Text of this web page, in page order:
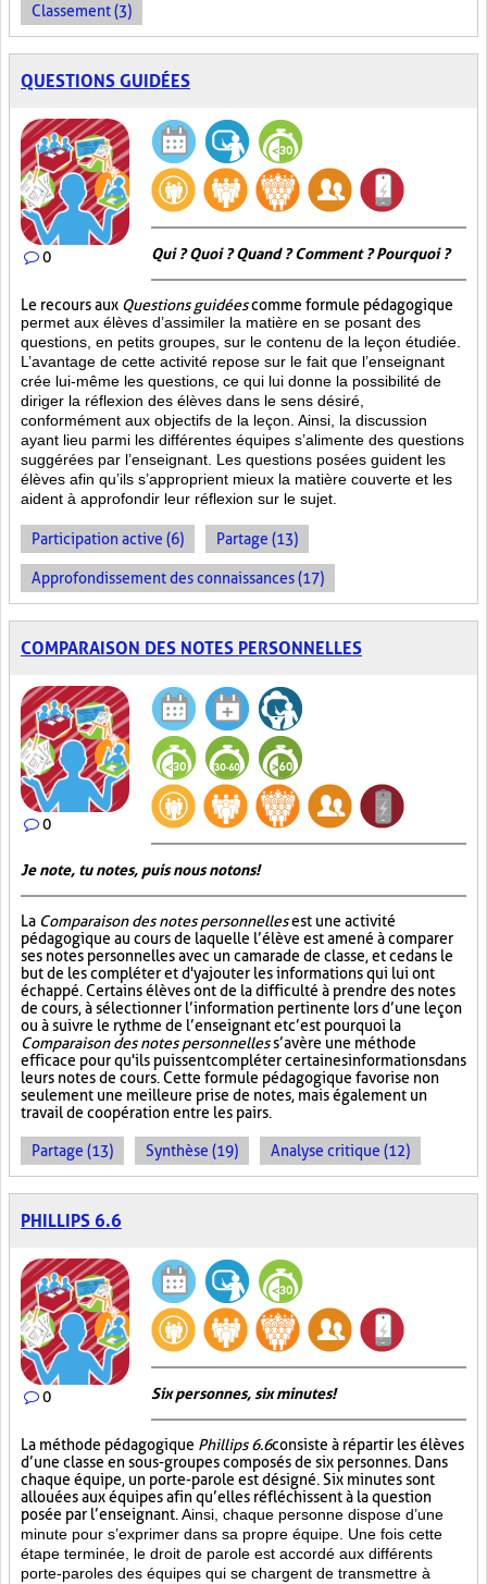
Classement (3)
QUESTIONS GUIDÉES
0 Qui ? Quoi ? Quand ? Comment ? Pourquoi ?
Le recours aux Questions guidéescomme formule pédagogique
permet aux élèves d’assimiler la matière en se posant des
questions, en petits groupes, sur le contenu de la leçon étudiée.
L’avantage de cette activité repose sur le fait que l’enseignant
crée lui-même les questions, ce qui lui donne la possibilité de
diriger la réflexion des élèves dans le sens désiré,
conformément aux objectifs de la leçon. Ainsi, la discussion
ayant lieu parmi les différentes équipes s’alimente des questions
suggérées par l’enseignant. Les questions posées guident les
élèves afin qu’ils s’approprient mieux la matière couverte et les
aident à approfondir leur réflexion sur le sujet.
Participation active (6) Partage (13)
Approfondissement des connaissances (17)
COMPARAISON DES NOTES PERSONNELLES
0
Je note, tu notes, puis nous notons!
La Comparaison des notes personnellesest une activité
pédagogique au cours de laquelle l’élève est amené à comparer
ses notes personnelles avec un camarade de classe, et ce dans le
but de les compléter et d'y ajouter les informations qui lui ont
échappé. Certains élèves ont de la difficulté à prendre des notes
de cours, à sélectionner l’information pertinente lors d’une leçon
ou à suivre le rythme de l’enseignant et c’est pourquoi la
Comparaison des notes personnelless’avère une méthode
efficace pour qu'ils puissent compléter certaines informations dans
leurs notes de cours. Cette formule pédagogique favorise non
seulement une meilleure prise de notes, mais également un
travail de coopération entre les pairs.
Partage (13) Synthèse (19) Analyse critique (12)
PHILLIPS 6.6
0 Six personnes, six minutes!
La méthode pédagogique Phillips 6.6consiste à répartir les élèves
d’une classe en sous-groupes composés de six personnes. Dans
chaque équipe, un porte-parole est désigné. Six minutes sont
allouées aux équipes afin qu’elles réfléchissent à la question
posée par l’enseignant. Ainsi, chaque personne dispose d’une
minute pour s’exprimer dans sa propre équipe. Une fois cette
étape terminée, le droit de parole est accordé aux différents
porte-paroles des équipes qui se chargent de transmettre à